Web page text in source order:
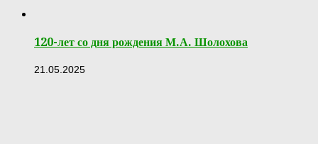
120-лет со дня рождения М.А. Шолохова
21.05.2025